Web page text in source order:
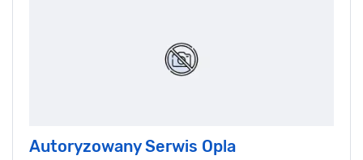
Autoryzowany Serwis Opla